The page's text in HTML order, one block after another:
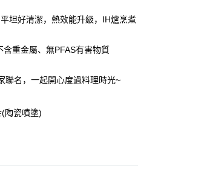
坦好清潔，熱效能升級，IH爐烹煮
重金屬、無PFAS有害物質
聯名，一起開心度過料理時光~
瓷噴塗)